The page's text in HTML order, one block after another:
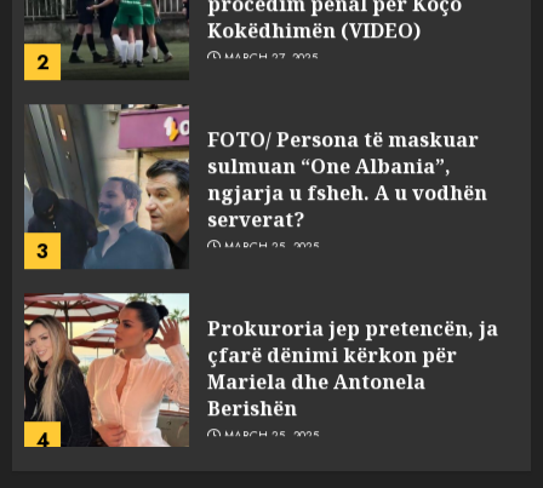
2
Kokëdhimën (VIDEO)
3
FOTO/ Persona të maskuar
sulmuan “One Albania”,
ngjarja u fsheh. A u vodhën
serverat?
4
Prokuroria jep pretencën, ja
çfarë dënimi kërkon për
Mariela dhe Antonela
Berishën